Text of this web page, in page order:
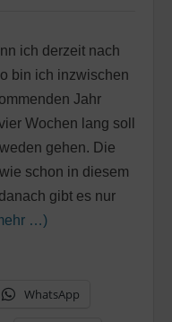
ich derzeit nach
bin ich inzwischen
Jahr
Wochen lang soll
gehen. Die
schon in diesem
gibt es nur
…)
WhatsApp